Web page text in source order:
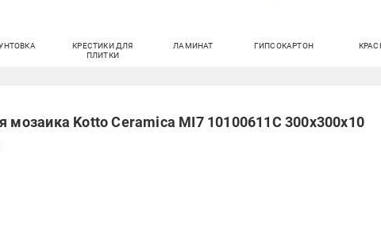
КРЕСТИКИ ДЛЯ
ПЛИТКИ
ЛАМИНАТ ГИПСОКАРТОН
мозаика Kotto Ceramica MI7 10100611C 300x300x10